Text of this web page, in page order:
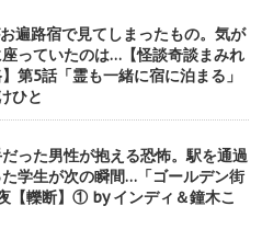
遍路宿で見てしまったもの。気が
っていたのは…【怪談奇談まみれ
第5話「霊も一緒に宿に泊まる」
ひと
った男性が抱える恐怖。駅を通過
学生が次の瞬間…「ゴールデン街
【轢断】① by インディ＆鐘木こ